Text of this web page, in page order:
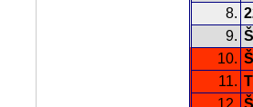
8.
9.
10.
11.
12.